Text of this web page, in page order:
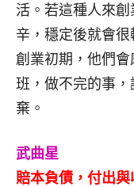
活。若這種人來
辛，穩定後就會
創業初期，他們
班，做不完的事
棄。
武曲星
賠本負債，付出